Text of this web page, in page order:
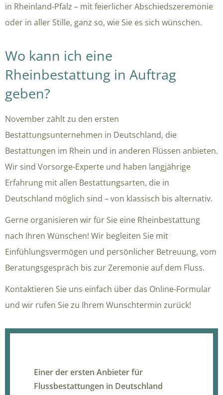
in Rheinland-Pfalz – mit feierlicher Abschiedszeremonie
oder in aller Stille, ganz so, wie Sie es sich wünschen.
Wo kann ich eine
Rheinbestattung in Auftrag
geben?
November zählt zu den ersten
Bestattungsunternehmen in Deutschland, die
Bestattungen im Rhein und in anderen Flüssen anbieten.
Wir sind Vorsorge-Experte und haben langjährige
Erfahrung mit allen Bestattungsarten, die in
Deutschland möglich sind – von klassisch bis alternativ.
Gerne organisieren wir für Sie eine Rheinbestattung
nach Ihren Wünschen! Wir begleiten Sie mit
Einfühlungsvermögen und persönlicher Betreuung, vom
Beratungsgespräch bis zur Zeremonie auf dem Fluss.
Kontaktieren Sie uns einfach über das Online-Formular
und wir rufen Sie zu Ihrem Wunschtermin zurück!
Einer der ersten Anbieter für
Flussbestattungen in Deutschland